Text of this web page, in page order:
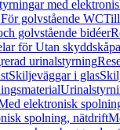
med
golvstående WC
golvstående bidéer
för Utan skyddskåpa
urinalstyrning
Skiljeväggar i glas
elektronisk
spolning, nätdrift